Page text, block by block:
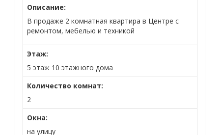
Описание:
В продаже 2 комнатная квартира в Центре с
ремонтом, мебелью и техникой
Этаж:
5 этаж 10 этажного дома
Количество комнат:
2
Окна:
на улицу